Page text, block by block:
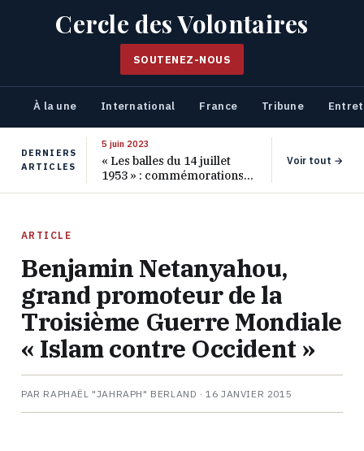
Cercle des Volontaires
SOUTENEZ-NOUS
À la une International France Tribune
DERNIERS
ARTICLES
5 juin 2023
« Les balles du 14 juillet
1953 » : commémorations
pour les 70 ans de ce
Voir tout →
ARTICLE
Benjamin Netanyahou,
grand promoteur de la
Troisième Guerre Mondiale
« Islam contre Occident »
PAR RAPHAËL "JAHRAPH" BERLAND ·16 JANVIER 2015